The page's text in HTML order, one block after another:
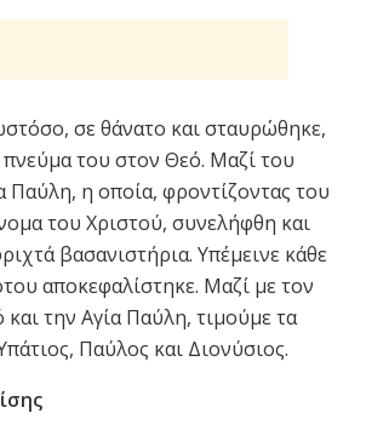
σε θάνατο και σταυρώθηκε,
του στον Θεό. Μαζί του
Παύλη, η οποία, φροντίζοντας του
του Χριστού, συνελήφθη και
βασανιστήρια. Υπέμεινε κάθε
αποκεφαλίστηκε. Μαζί με τον
και την Αγία Παύλη, τιμούμε τα
Παύλος και Διονύσιος.